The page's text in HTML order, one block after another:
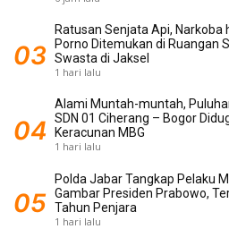
Ratusan Senjata Api, Narkoba
Porno Ditemukan di Ruangan
Swasta di Jaksel
1 hari lalu
Alami Muntah-muntah,
SDN 01 Ciherang – Bogor
Keracunan MBG
1 hari lalu
Polda Jabar Tangkap Pelaku
Gambar Presiden Prabowo,
Tahun Penjara
1 hari lalu